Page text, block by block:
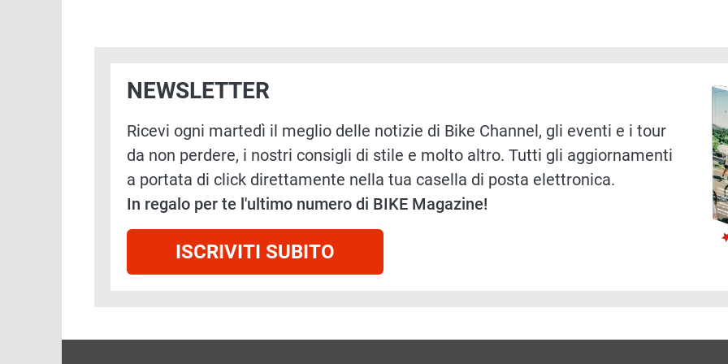
NEWSLETTER
Ricevi ogni martedì il meglio delle notizie di Bike Channel, gli eventi e i tour
da non perdere, i nostri consigli di stile e molto altro. Tutti gli aggiornamenti
a portata di click direttamente nella tua casella di posta elettronica.
In regalo per te l'ultimo numero di BIKE Magazine!
ISCRIVITI SUBITO